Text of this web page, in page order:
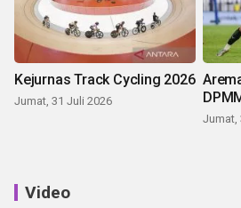
Kejurnas Track Cycling 2026
Jumat, 31 Juli 2026
Jumat,
Video